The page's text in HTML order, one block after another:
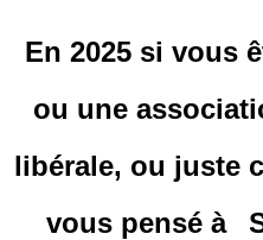
En 2025 si vous
ou une
libérale, ou juste
vous pensé à